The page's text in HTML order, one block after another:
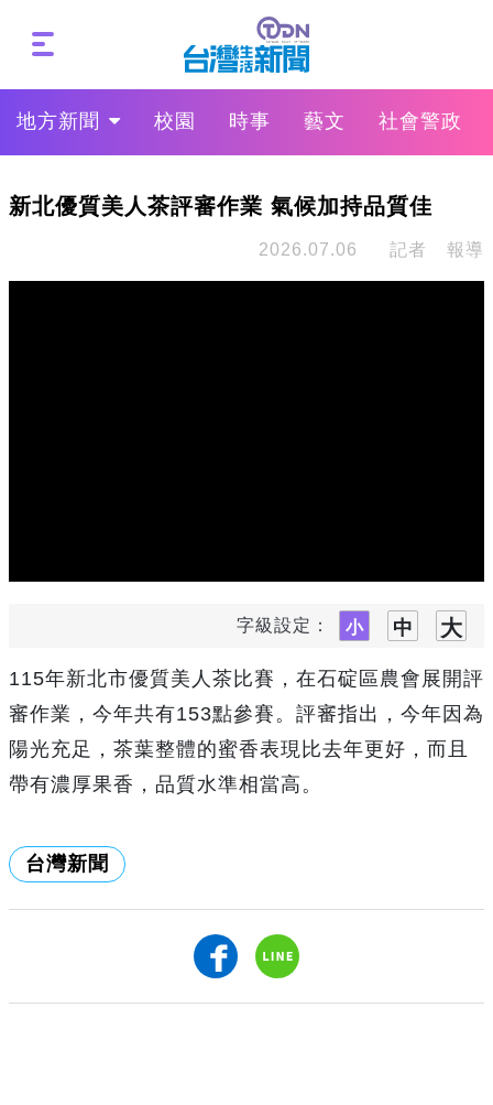
地方新聞 校園 時事 藝文 社會警政
新北優質美人茶評審作業 氣候加持品質佳
2026.07.06 記者 報導
字級設定：
115年新北市優質美人茶比賽，在石碇區農會展開評
審作業，今年共有153點參賽。評審指出，今年因為
陽光充足，茶葉整體的蜜香表現比去年更好，而且
帶有濃厚果香，品質水準相當高。
台灣新聞